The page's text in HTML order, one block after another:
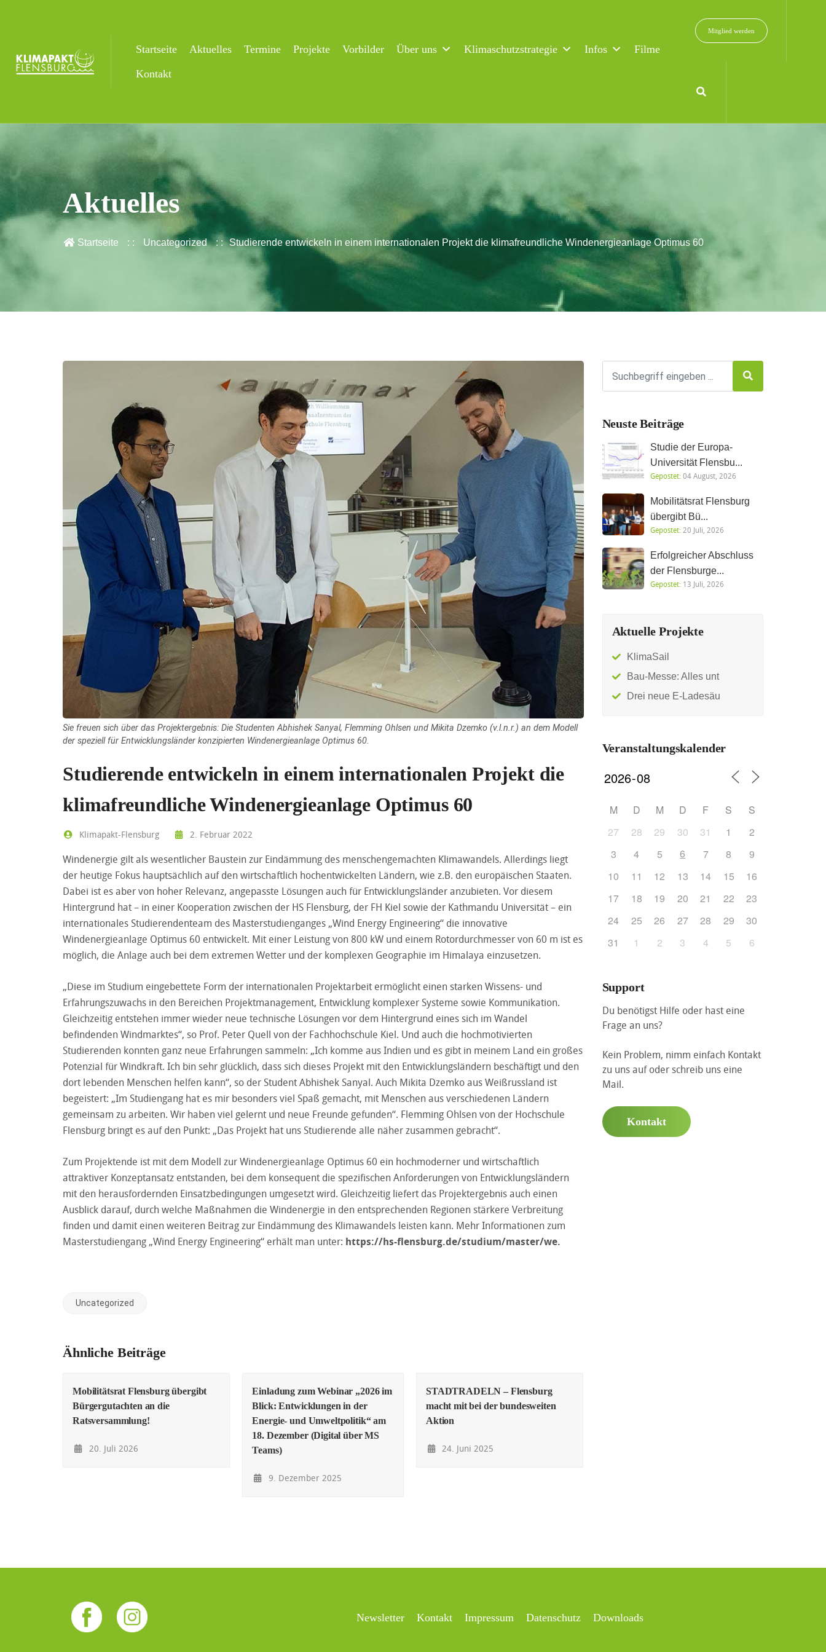
Startseite Aktuelles Termine Projekte Vorbilder Über uns Klimaschutzstrategie Infos
Filme
Kontakt
Mitglied werden
Aktuelles
Startseite Uncategorized Studierende entwickeln in einem internationalen Projekt die klimafreundliche Windenergieanlage Optimus 60
Sie freuen sich über das Projektergebnis: Die Studenten Abhishek Sanyal, Flemming Ohlsen und Mikita Dzemko (v.l.n.r.) an dem Modell
der speziell für Entwicklungsländer konzipierten Windenergieanlage Optimus 60.
Studierende entwickeln in einem internationalen Projekt die
klimafreundliche Windenergieanlage Optimus 60
Klimapakt-Flensburg 2. Februar 2022
Windenergie gilt als wesentlicher Baustein zur Eindämmung des menschengemachten Klimawandels. Allerdings liegt
der heutige Fokus hauptsächlich auf den wirtschaftlich hochentwickelten Ländern, wie z.B. den europäischen Staaten.
Dabei ist es aber von hoher Relevanz, angepasste Lösungen auch für Entwicklungsländer anzubieten. Vor diesem
Hintergrund hat – in einer Kooperation zwischen der HS Flensburg, der FH Kiel sowie der Kathmandu Universität – ein
internationales Studierendenteam des Masterstudienganges „Wind Energy Engineering“ die innovative
Windenergieanlage Optimus 60 entwickelt. Mit einer Leistung von 800 kW und einem Rotordurchmesser von 60 m ist es
möglich, die Anlage auch bei dem extremen Wetter und der komplexen Geographie im Himalaya einzusetzen.
„Diese im Studium eingebettete Form der internationalen Projektarbeit ermöglicht einen starken Wissens- und
Erfahrungszuwachs in den Bereichen Projektmanagement, Entwicklung komplexer Systeme sowie Kommunikation.
Gleichzeitig entstehen immer wieder neue technische Lösungen vor dem Hintergrund eines sich im Wandel
befindenden Windmarktes“, so Prof. Peter Quell von der Fachhochschule Kiel. Und auch die hochmotivierten
Studierenden konnten ganz neue Erfahrungen sammeln: „Ich komme aus Indien und es gibt in meinem Land ein großes
Potenzial für Windkraft. Ich bin sehr glücklich, dass sich dieses Projekt mit den Entwicklungsländern beschäftigt und den
dort lebenden Menschen helfen kann“, so der Student Abhishek Sanyal. Auch Mikita Dzemko aus Weißrussland ist
begeistert: „Im Studiengang hat es mir besonders viel Spaß gemacht, mit Menschen aus verschiedenen Ländern
gemeinsam zu arbeiten. Wir haben viel gelernt und neue Freunde gefunden“. Flemming Ohlsen von der Hochschule
Flensburg bringt es auf den Punkt: „Das Projekt hat uns Studierende alle näher zusammen gebracht“.
Zum Projektende ist mit dem Modell zur Windenergieanlage Optimus 60 ein hochmoderner und wirtschaftlich
attraktiver Konzeptansatz entstanden, bei dem konsequent die spezifischen Anforderungen von Entwicklungsländern
mit den herausfordernden Einsatzbedingungen umgesetzt wird. Gleichzeitig liefert das Projektergebnis auch einen
Ausblick darauf, durch welche Maßnahmen die Windenergie in den entsprechenden Regionen stärkere Verbreitung
finden und damit einen weiteren Beitrag zur Eindämmung des Klimawandels leisten kann. Mehr Informationen zum
Masterstudiengang „Wind Energy Engineering“ erhält man unter: https://hs-flensburg.de/studium/master/we.
Uncategorized
Ähnliche Beiträge
Mobilitätsrat Flensburg übergibt
Bürgergutachten an die
Ratsversammlung!
20. Juli 2026
Einladung zum Webinar „2026 im
Blick: Entwicklungen in der
Energie- und Umweltpolitik“ am
18. Dezember (Digital über MS
Teams)
9. Dezember 2025
STADTRADELN – Flensburg
macht mit bei der bundesweiten
Aktion
24. Juni 2025
Neuste Beiträge
Studie der Europa-
Universität Flensbu...
Gepostet:04 August, 2026
Mobilitätsrat Flensburg
übergibt Bü...
Gepostet:20 Juli, 2026
Erfolgreicher Abschluss
der Flensburge...
Gepostet:13 Juli, 2026
Aktuelle Projekte
KlimaSail
Bau-Messe: Alles unt
Drei neue E-Ladesäu
Veranstaltungskalender
M D M D F S
S
27
28 29 30 31 1
2
3
4 5 6 7 8
9
10
11 12 13 14 15
16
17
18 19 20 21 22
23
24
25 26 27 28 29
30
31
1 2 3 4 5 6
Support
Du benötigst Hilfe oder hast eine
Frage an uns?
Kein Problem, nimm einfach Kontakt
zu uns auf oder schreib uns eine
Mail.
Kontakt
Newsletter Kontakt Impressum Datenschutz Downloads